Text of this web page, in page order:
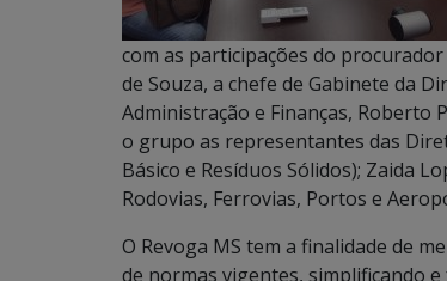
com as participações do
de Souza, a chefe de Gabinete da
Administração e Finanças, Roberto
o grupo as representantes das
Básico e Resíduos Sólidos); Zaida
Rodovias, Ferrovias, Portos e
O Revoga MS tem a finalidade de
de normas vigentes, simplificando